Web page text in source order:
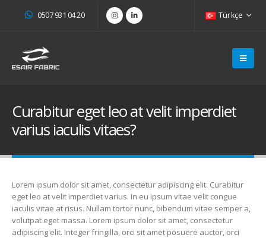
0507 931 04 20 Türkçe
Curabitur eget leo at velit imperdiet
varius iaculis vitaes?
Lorem ipsum dolor sit amet, consectetur adipiscing elit. Curabitur
eget leo at velit imperdiet varius. In eu ipsum vitae velit congue
iaculis vitae at risus. Nullam tortor nunc, bibendum vitae semper a,
volutpat eget massa. Lorem ipsum dolor sit amet, consectetur
adipiscing elit. Integer fringilla, orci sit amet posuere auctor, orci